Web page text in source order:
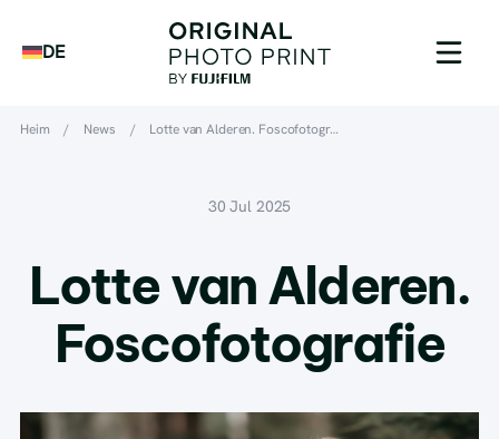
DE
Heim / News / Lotte van Alderen. Foscofotogr…
30 Jul 2025
Lotte van Alderen.
Foscofotografie